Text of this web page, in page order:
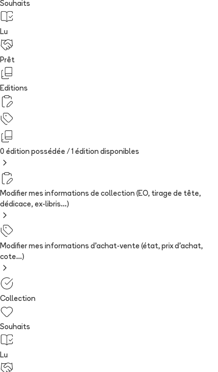
Souhaits
Lu
Prêt
Editions
0 édition possédée / 1 édition disponibles
Modifier mes informations de collection (EO, tirage de tête,
dédicace, ex-libris...)
Modifier mes informations d'achat-vente (état, prix d'achat,
cote...)
Collection
Souhaits
Lu